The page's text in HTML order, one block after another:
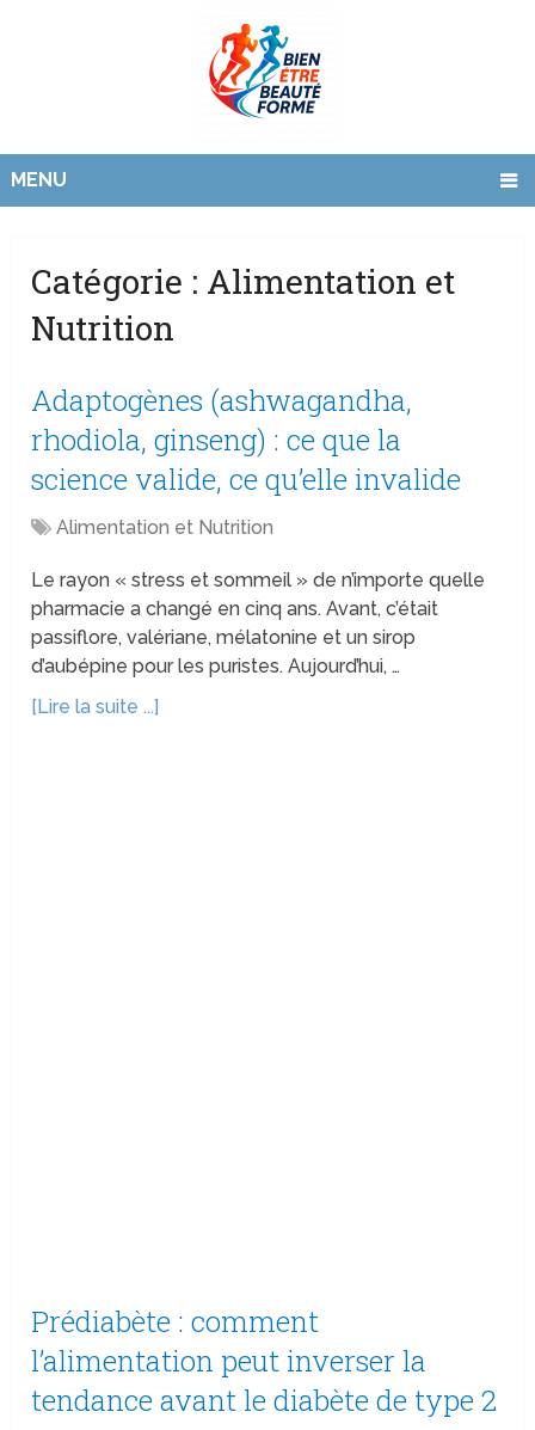
MENU
Catégorie : Alimentation et
Nutrition
Adaptogènes (ashwagandha,
rhodiola, ginseng) : ce que la
science valide, ce qu’elle invalide
Alimentation et Nutrition
Le rayon « stress et sommeil » de n’importe quelle
pharmacie a changé en cinq ans. Avant, c’était
passiflore, valériane, mélatonine et un sirop
d’aubépine pour les puristes. Aujourd’hui, …
[Lire la suite ...]
Prédiabète : comment
l’alimentation peut inverser la
tendance avant le diabète de type 2